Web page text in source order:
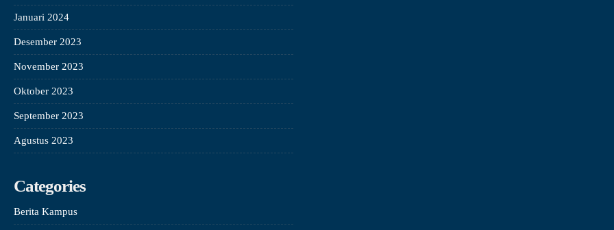
Januari 2024
Desember 2023
November 2023
Oktober 2023
September 2023
Agustus 2023
Categories
Berita Kampus